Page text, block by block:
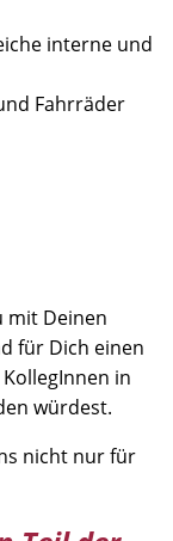
interne und
Fahrräder
mit Deinen
für Dich einen
in
würdest.
nicht nur für